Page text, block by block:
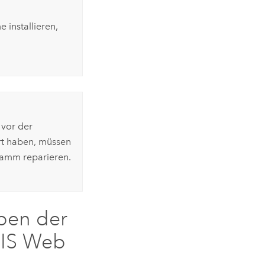
installieren,
vor der
haben, müssen
reparieren.
der
Web